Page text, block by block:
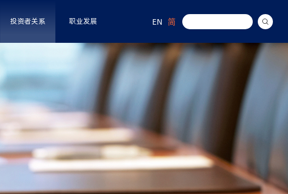
投资者关系 职业发展 EN 简